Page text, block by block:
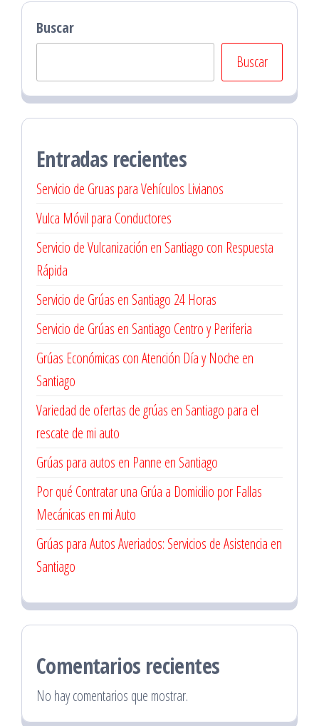
Buscar
Buscar
Entradas recientes
Servicio de Gruas para Vehículos Livianos
Vulca Móvil para Conductores
Servicio de Vulcanización en Santiago con Respuesta
Rápida
Servicio de Grúas en Santiago 24 Horas
Servicio de Grúas en Santiago Centro y Periferia
Grúas Económicas con Atención Día y Noche en
Santiago
Variedad de ofertas de grúas en Santiago para el
rescate de mi auto
Grúas para autos en Panne en Santiago
Por qué Contratar una Grúa a Domicilio por Fallas
Mecánicas en mi Auto
Grúas para Autos Averiados: Servicios de Asistencia en
Santiago
Comentarios recientes
No hay comentarios que mostrar.